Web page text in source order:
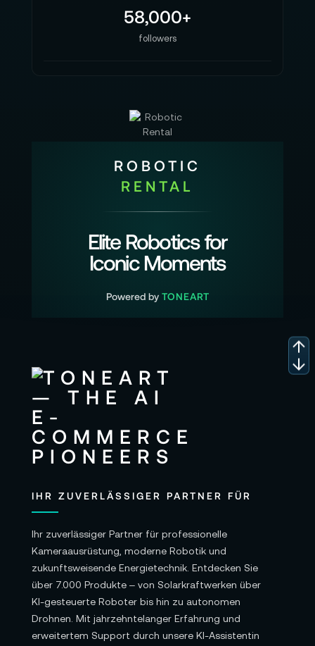
58,000+
followers
ROBOTIC
RENTAL
Elite Robotics for
Iconic Moments
Powered by TONEART
IHR ZUVERLÄSSIGER PARTNER FÜR
Ihr zuverlässiger Partner für professionelle
Kameraausrüstung, moderne Robotik und
zukunftsweisende Energietechnik. Entdecken Sie
über 7.000 Produkte – von Solarkraftwerken über
KI-gesteuerte Roboter bis hin zu autonomen
Drohnen. Mit jahrzehntelanger Erfahrung und
erweitertem Support durch unsere KI-Assistentin